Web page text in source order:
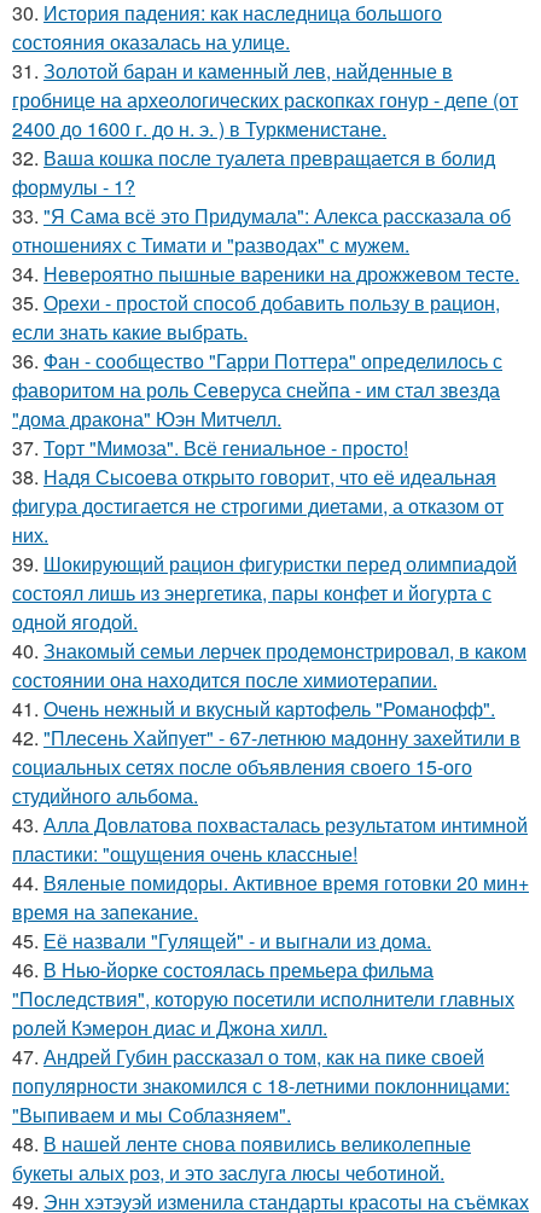
30. История падения: как наследница большого
состояния оказалась на улице.
31. Золотой баран и каменный лев, найденные в
гробнице на археологических раскопках гонур - депе (от
2400 до 1600 г. до н. э. ) в Туркменистане.
32. Ваша кошка после туалета превращается в болид
формулы - 1?
33. "Я Сама всё это Придумала": Алекса рассказала об
отношениях с Тимати и "разводах" с мужем.
34. Невероятно пышные вареники на дрожжевом тесте.
35. Орехи - простой способ добавить пользу в рацион,
если знать какие выбрать.
36. Фан - сообщество "Гарри Поттера" определилось с
фаворитом на роль Северуса снейпа - им стал звезда
"дома дракона" Юэн Митчелл.
37. Торт "Мимоза". Всё гениальное - просто!
38. Надя Сысоева открыто говорит, что её идеальная
фигура достигается не строгими диетами, а отказом от
них.
39. Шокирующий рацион фигуристки перед олимпиадой
состоял лишь из энергетика, пары конфет и йогурта с
одной ягодой.
40. Знакомый семьи лерчек продемонстрировал, в каком
состоянии она находится после химиотерапии.
41. Очень нежный и вкусный картофель "Романофф".
42. "Плесень Хайпует" - 67-летнюю мадонну захейтили в
социальных сетях после объявления своего 15-ого
студийного альбома.
43. Алла Довлатова похвасталась результатом интимной
пластики: "ощущения очень классные!
44. Вяленые помидоры. Активное время готовки 20 мин+
время на запекание.
45. Её назвали "Гулящей" - и выгнали из дома.
46. В Нью-йорке состоялась премьера фильма
"Последствия", которую посетили исполнители главных
ролей Кэмерон диас и Джона хилл.
47. Андрей Губин рассказал о том, как на пике своей
популярности знакомился с 18-летними поклонницами:
"Выпиваем и мы Соблазняем".
48. В нашей ленте снова появились великолепные
букеты алых роз, и это заслуга люсы чеботиной.
49. Энн хэтэуэй изменила стандарты красоты на съёмках